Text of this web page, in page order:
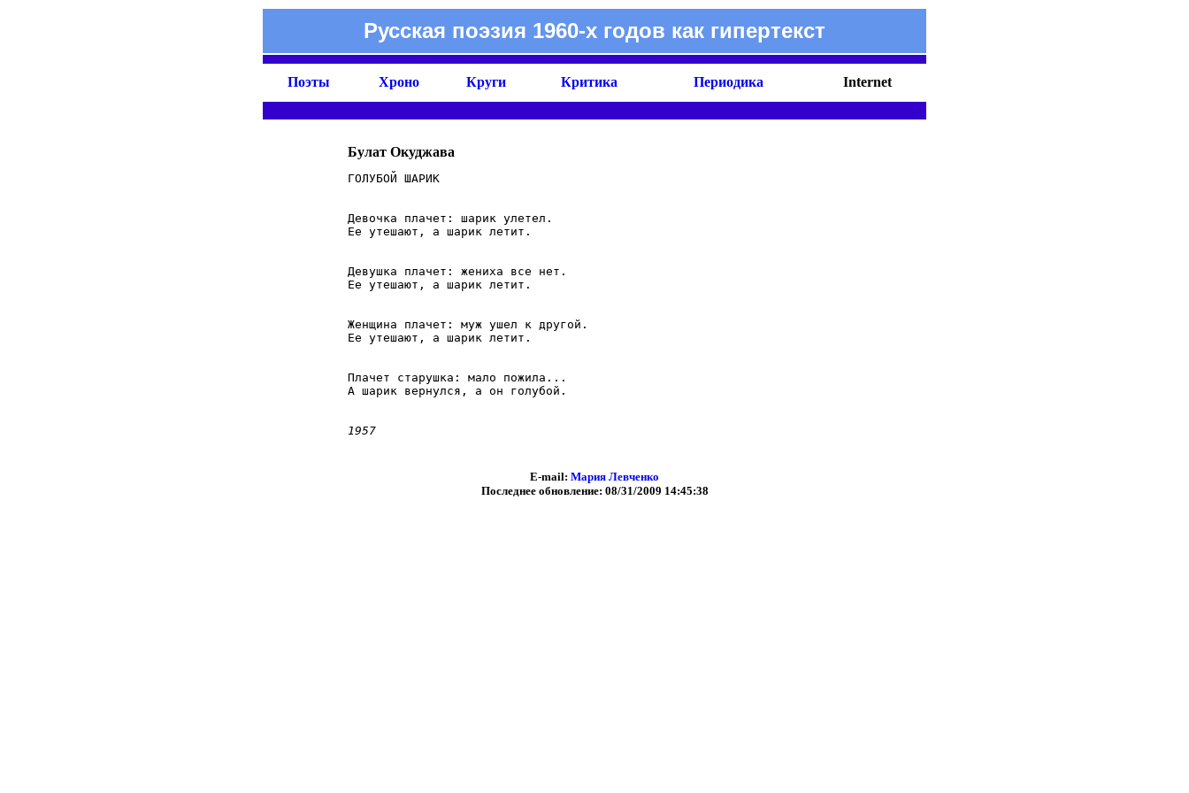
Русская поэзия 1960-х годов как гипертекст
Поэты Хроно Круги Критика Периодика Internet
Булат Окуджава
ГОЛУБОЙ ШАРИК
Девочка плачет: шарик улетел.
Ее утешают, а шарик летит.
Девушка плачет: жениха все нет.
Ее утешают, а шарик летит.
Женщина плачет: муж ушел к другой.
Ее утешают, а шарик летит.
Плачет старушка: мало пожила...
А шарик вернулся, а он голубой.
E-mail: Мария Левченко
Последнее обновление: 08/31/2009 14:45:38